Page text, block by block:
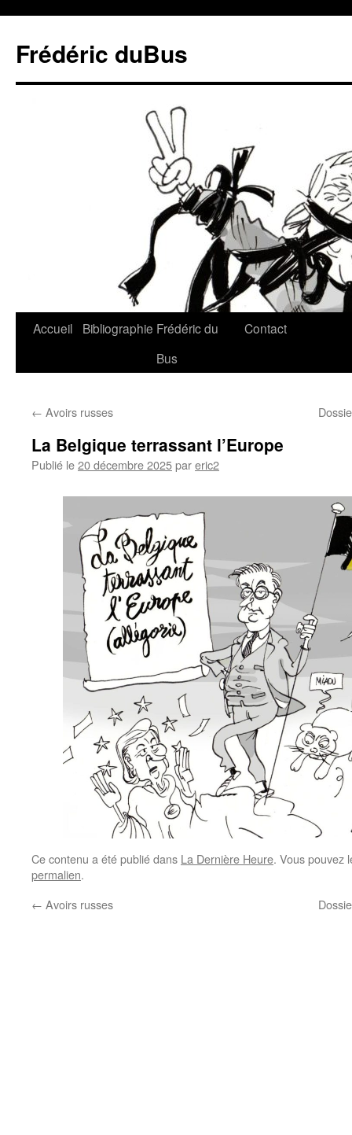
Frédéric duBus
Accueil Bibliographie Frédéric du
Bus
Contact
← Avoirs russes
La Belgique terrassant l’Europe
Publié le20 décembre 2025pareric2
Ce contenu a été publié dans La Dernière Heure. Vous pouvez
permalien.
← Avoirs russes